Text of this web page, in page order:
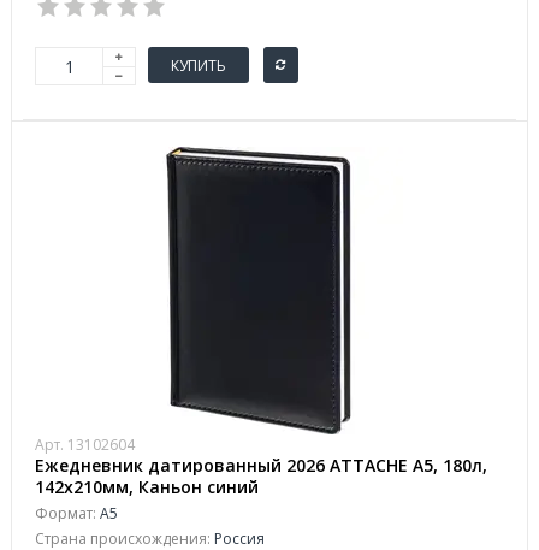
КУПИТЬ
Арт. 13102604
Ежедневник датированный 2026 АТТАСНЕ А5, 180л,
142х210мм, Каньон синий
Формат: А5
Страна происхождения: Россия